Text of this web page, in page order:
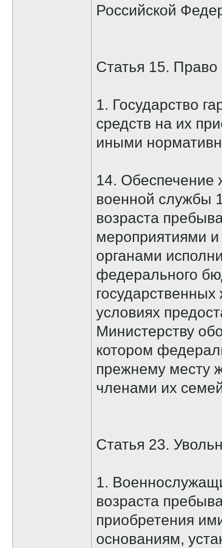
Российской
Статья 15.
1. Государство
средств на их
иными
14.
военной службы
возраста
мероприятиями
органами
федерального
условиях
Министерству
котором
прежнему месту
членами их
Статья 23.
1.
возраста
приобретения
основаниям,